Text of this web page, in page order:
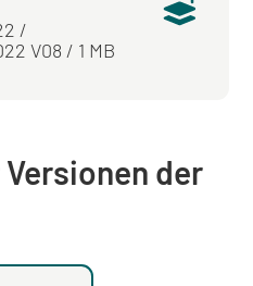
/
V08 / 1 MB
der